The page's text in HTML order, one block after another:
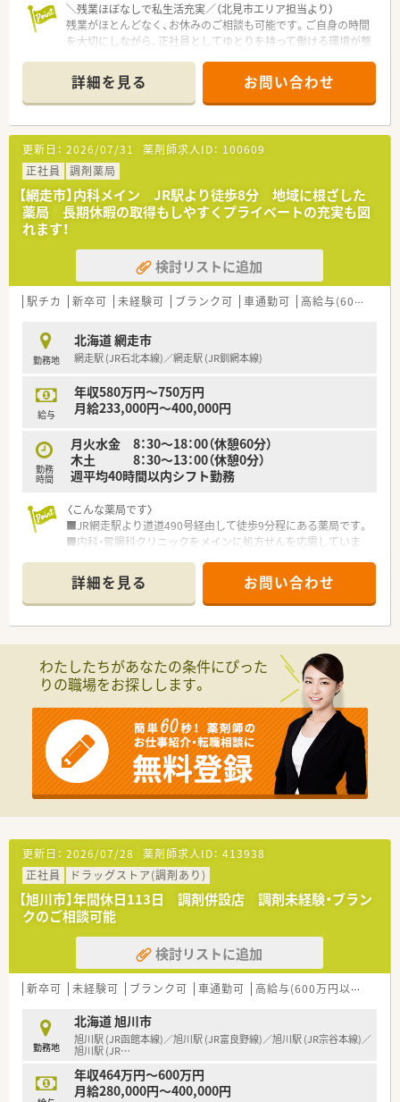
＼残業ほぼなしで私生活充実／（北見市エリア担当より）
残業がほとんどなく、お休みのご相談も可能です。ご自身の時間
を大切にしながら、正社員としてゆとりを持って働ける環境が整
＊------------------------------------------＊
【店舗情報と応需状況について】
■JR北見駅から徒歩12分の立地 内科、循環器クリニックのの
門前薬局です。
■処方せん枚数は、1日100枚程度、内科、循環器、小児科をメイ
ンに近隣の総合病院からの処方箋も応需しています。薬剤師は3
名在籍しております。
■電子薬歴を完備全自動分包機や錠剤、散薬の監査システムなど
設備も整っています。
【企業紹介】
■市内に4店舗を運営する調剤薬局です。地域に密着のかかりつ
け薬剤師として活躍しませんか。
■将来的に管理薬剤師として活躍したい方にもキャリアアップ
ます。
■信頼と優しさをモットーに掲げており、地域の方々から愛され
るかかりつけ薬局を目指している法人です。
【このような方にオススメ】
■残業が少なく、ご家族との時間やご自身の時間をしっかりと大
■手厚い住宅補助や転居費用のサポートを活用して、心機一転新
しい環境でチャレンジしたい方
■ブランクがあって少し不安を感じているものの、手厚い教育サ
未経験、ブランクのある方もご相談に応じます。お気軽にお問い
合わせください！
詳細を見る お問い合わせ
更新日： 2026/07/31 薬剤師求人ID： 100609
正社員
調剤薬局
【網走市】内科メイン JR駅より徒歩8分 地域に根ざした
薬局 長期休暇の取得もしやすくプライベートの充実も図
れます！
検討リストに追加
駅チカ 新卒可 未経験可 ブランク可 車通勤可 高給与(600万円以上)
勤務地
北海道 網走市
網走駅 (JR石北本線)／網走駅 (JR釧網本線)
給与
年収580万円～750万円
月給233,000円～400,000円
勤務
時間
月火水金 8：30～18：00（休憩60分）
木土 8：30～13：00（休憩0分）
週平均40時間以内シフト勤務
〈こんな薬局です〉
■JR網走駅より道道490号経由して徒歩9分程にある薬局です。
■内科・胃腸科クリニックをメインに処方せんを応需していま
■薬剤師3名在籍しています。
■ドライブスルー調剤を備えている薬局です！車から降りずにお
薬をお渡しできる他、プライバシーの確保、感染防止に配慮して
います。
■テレフォン服薬サポート、薬剤師の指名制度、スマートフォン
アプリによる調剤予約サービスなど、患者様中心の考えで取り組
■錠剤ピッキング過誤防止システムや散剤監視システムなど最
新設備をとりそろえ、調剤業務をしっかりサポート！安全・正確な
調剤に集中できます。
〈充実の教育体制、人材育成に力を入れています！〉
■新入社員はもちろん、中堅社員や管理職なども各々のレベルに
合わせた研修システムがあり、1人1人のスキルアップに力を入
■知識や技術のみならずコミュニケーション能力の育成等、一人
ひとりのスキルアアップをサポートしています。
■認定・専門薬剤師資格の奨励金制度があります。
専門性の高い薬剤師を目指して資格取得にチャレンジしませ
んか。
〈充実の休暇制度でプライベートも充実！〉
■連続休暇制度があり、最低1週間以上（9日以下）の長期休暇も
取得可能！
バースデー休暇制度や有休積立制度などがあり、長期休暇の取
■地域手当や住宅手当、燃料手当などの諸手当も手厚く充実！従
業員の働きやすい環境整備にも取り組んでいます。
〈企業紹介〉
■札幌市に本社を構え道内を中心に59店舗（2021年12月現在）
詳細を見る お問い合わせ
わたしたちがあなたの条件にぴった
りの職場をお探しします。
更新日： 2026/07/28 薬剤師求人ID： 413938
正社員
ドラッグストア(調剤あり)
【旭川市】年間休日113日 調剤併設店 調剤未経験・ブラン
クのご相談可能
検討リストに追加
新卒可 未経験可 ブランク可 車通勤可 高給与(600万円以上)
勤務地
北海道 旭川市
旭川駅 (JR函館本線)／旭川駅 (JR富良野線)／旭川駅 (JR宗谷本線)／
旭川駅 (JR…
年収464万円～600万円
月給280,000円～400,000円